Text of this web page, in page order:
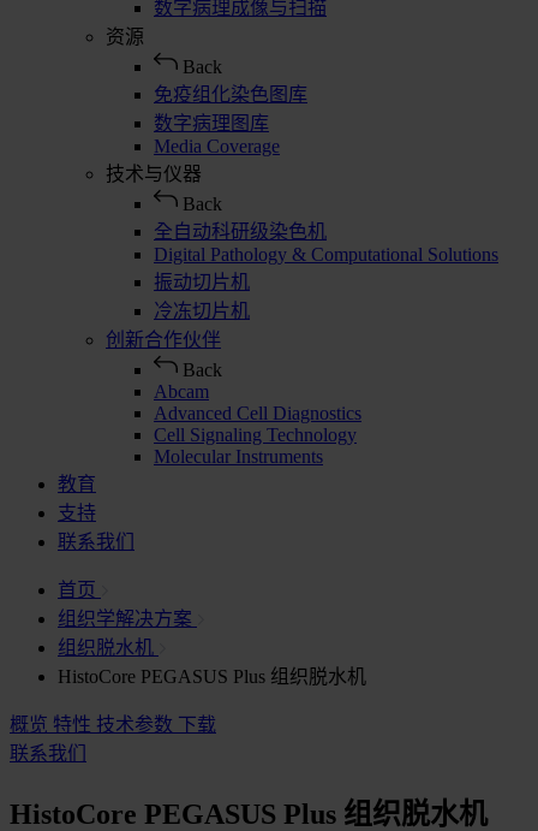
数字病理成像与扫描
资源
Back
免疫组化染色图库
数字病理图库
Media Coverage
技术与仪器
Back
全自动科研级染色机
Digital Pathology & Computational Solutions
振动切片机
冷冻切片机
创新合作伙伴
Back
Abcam
Advanced Cell Diagnostics
Cell Signaling Technology
Molecular Instruments
教育
支持
联系我们
首页
组织学解决方案
组织脱水机
HistoCore PEGASUS Plus 组织脱水机
概览 特性 技术参数 下载
联系我们
HistoCore PEGASUS Plus 组织脱水机